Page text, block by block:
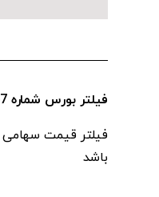
فیلتر بورس شماره 557
باشد